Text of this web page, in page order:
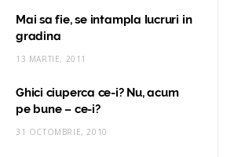
Mai sa fie, se intampla lucruri in
gradina
13 MARTIE, 2011
Ghici ciuperca ce-i? Nu, acum
pe bune – ce-i?
31 OCTOMBRIE, 2010